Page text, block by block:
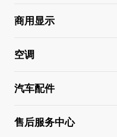
商用显示
空调
汽车配件
售后服务中心